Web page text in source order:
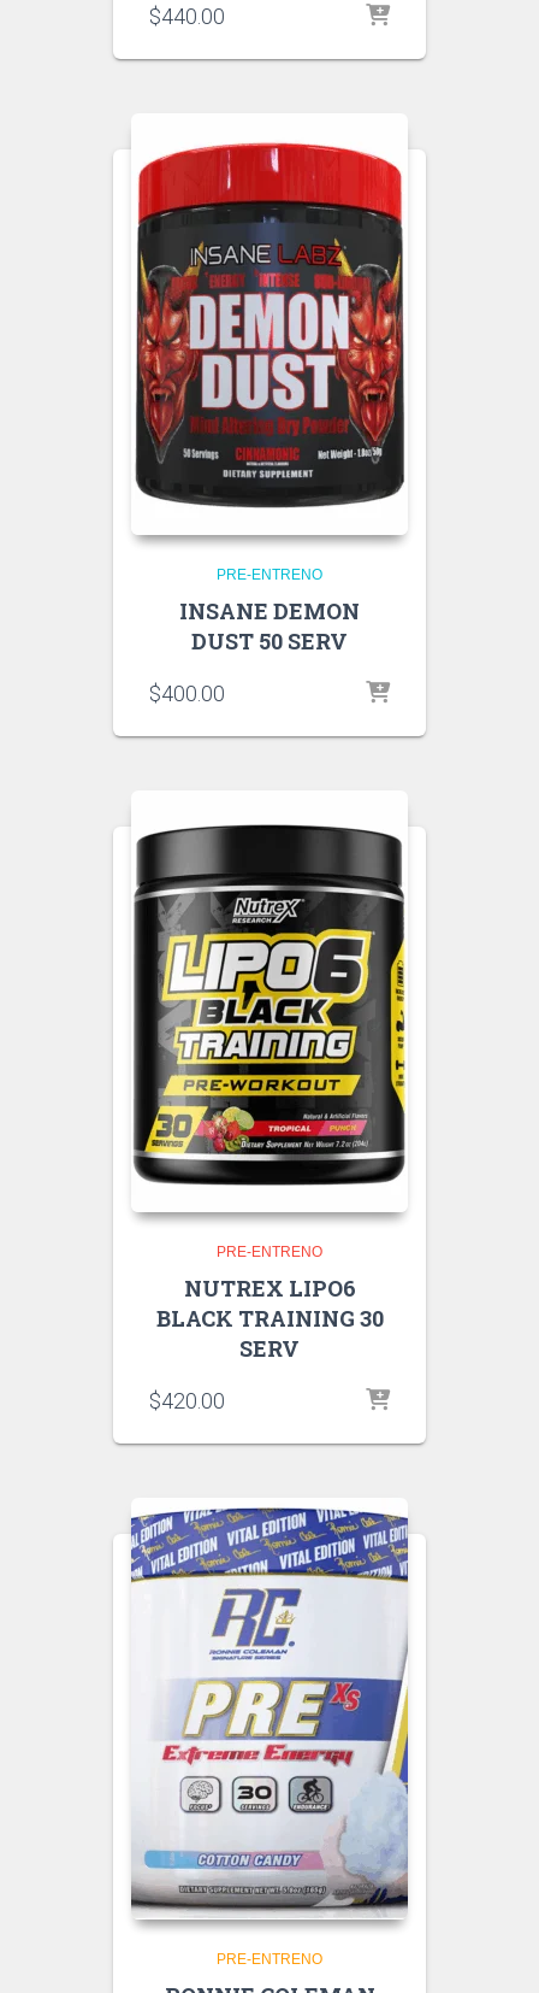
$440.00
PRE-ENTRENO
INSANE DEMON
DUST 50 SERV
$400.00
PRE-ENTRENO
NUTREX LIPO6
BLACK TRAINING 30
SERV
$420.00
PRE-ENTRENO